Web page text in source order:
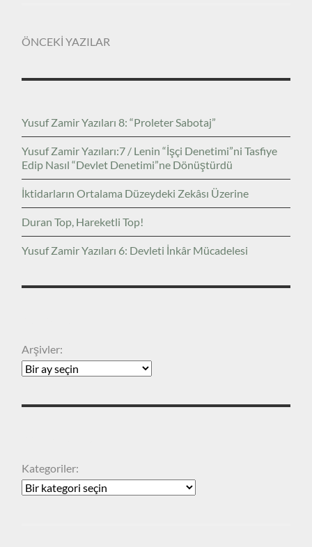
ÖNCEKİ YAZILAR
Yusuf Zamir Yazıları 8: “Proleter Sabotaj”
Yusuf Zamir Yazıları:7 / Lenin “İşçi Denetimi”ni Tasfiye
Edip Nasıl “Devlet Denetimi”ne Dönüştürdü
İktidarların Ortalama Düzeydeki Zekâsı Üzerine
Duran Top, Hareketli Top!
Yusuf Zamir Yazıları 6: Devleti İnkâr Mücadelesi
Arşivler:
Kategoriler: